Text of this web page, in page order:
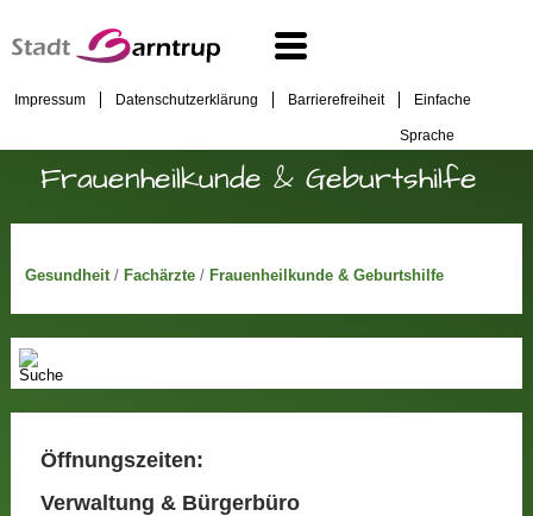
Impressum Datenschutzerklärung Barrierefreiheit Einfache
Sprache
Frauenheilkunde & Geburtshilfe
Gesundheit/ Fachärzte/ Frauenheilkunde & Geburtshilfe
Öffnungszeiten:
Verwaltung & Bürgerbüro